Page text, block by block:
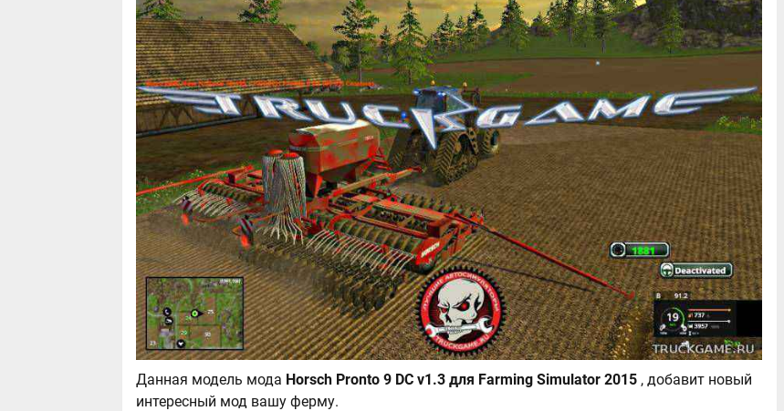
Данная модель мода Horsch Pronto 9 DC v1.3 для Farming Simulator 2015 , добавит новый
интересный мод вашу ферму.